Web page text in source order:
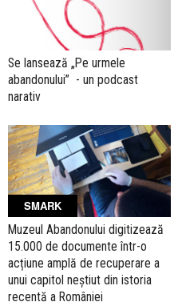
Se lansează „Pe urmele
abandonului” - un podcast
narativ
SMARK
Muzeul Abandonului digitizează
15.000 de documente într-o
acțiune amplă de recuperare a
unui capitol neștiut din istoria
recentă a României